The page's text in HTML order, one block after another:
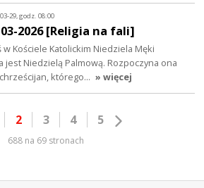
29, godz. 08:00
2026 [Religia na fali]
w Kościele Katolickim Niedziela Męki
jest Niedzielą Palmową. Rozpoczyna ona
którego… » więcej
2 3 4 5
688 na 69 stronach